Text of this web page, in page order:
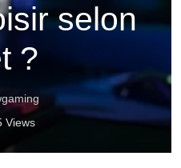
selon
?
Views